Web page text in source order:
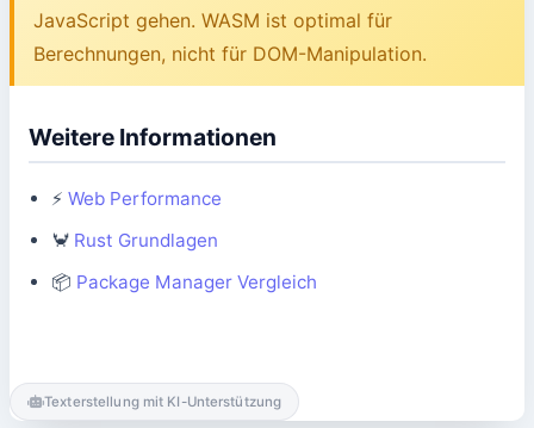
JavaScript gehen. WASM ist optimal für
Berechnungen, nicht für DOM-Manipulation.
Weitere Informationen
⚡Web Performance
🦀 Rust Grundlagen
📦 Package Manager Vergleich
Texterstellung mit KI-Unterstützung